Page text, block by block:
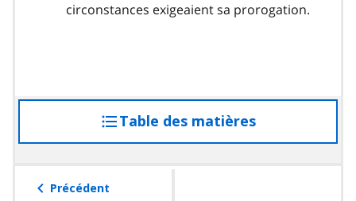
circonstances exigeaient sa prorogation.
Table des matières
à
Précédent